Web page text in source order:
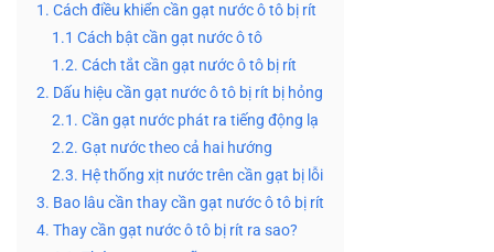
1. Cách điều khiển cần gạt nước ô tô bị rít
1.1 Cách bật cần gạt nước ô tô
1.2. Cách tắt cần gạt nước ô tô bị rít
2. Dấu hiệu cần gạt nước ô tô bị rít bị hỏng
2.1. Cần gạt nước phát ra tiếng động lạ
2.2. Gạt nước theo cả hai hướng
2.3. Hệ thống xịt nước trên cần gạt bị lỗi
3. Bao lâu cần thay cần gạt nước ô tô bị rít
4. Thay cần gạt nước ô tô bị rít ra sao?